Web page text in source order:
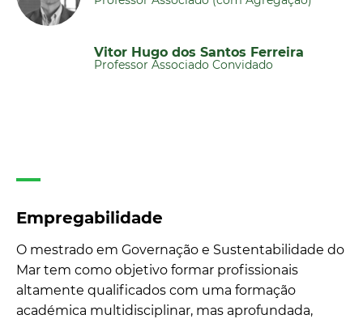
Vitor Hugo dos Santos Ferreira
Professor Associado Convidado
Empregabilidade
O mestrado em Governação e Sustentabilidade do
Mar tem como objetivo formar profissionais
altamente qualificados com uma formação
académica multidisciplinar, mas aprofundada,